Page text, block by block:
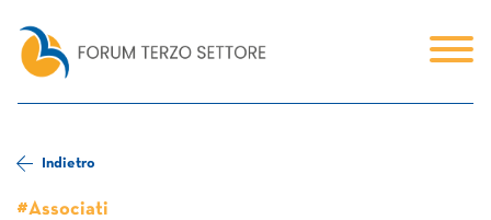
Indietro
#Associati